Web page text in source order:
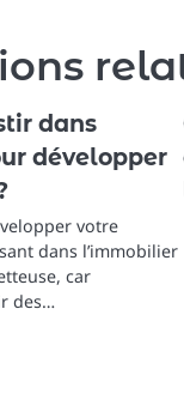
dans
développer
votre
dans l’immobilier
car
des…